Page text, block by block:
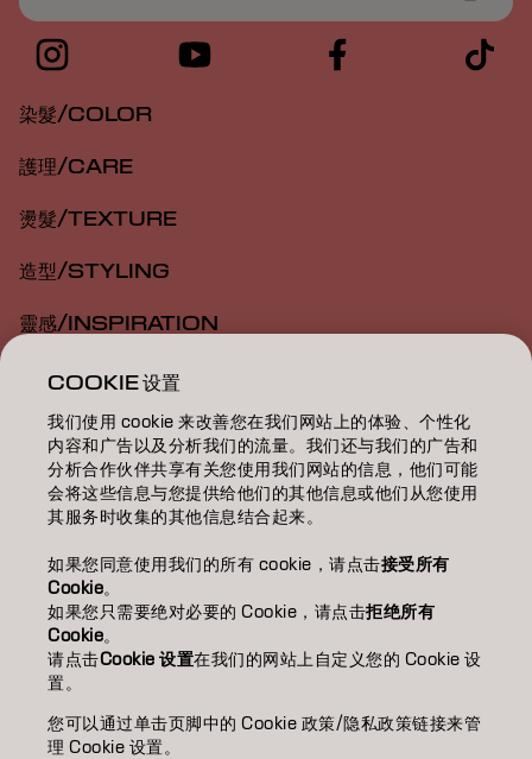
染髮/COLOR
護理/CARE
燙髮/TEXTURE
造型/STYLING
靈感/INSPIRATION
教育/EDUCATION
關於我們/ABOUT
成為合作夥伴
聯絡我們
ImprintPrivacy PolicyCookie Policy Terms Of Use
Accessibility
TW | Chinese (Traditional)
COOKIE 设置
我们使用 cookie 来改善您在我们网站上的体验、个性化
内容和广告以及分析我们的流量。我们还与我们的广告和
分析合作伙伴共享有关您使用我们网站的信息，他们可能
会将这些信息与您提供给他们的其他信息或他们从您使用
其服务时收集的其他信息结合起来。
如果您同意使用我们的所有 cookie，请点击接受所有
Cookie。
如果您只需要绝对必要的 Cookie，请点击拒绝所有
Cookie。
请点击Cookie 设置在我们的网站上自定义您的 Cookie 设
置。
您可以通过单击页脚中的 Cookie 政策/隐私政策链接来管
理 Cookie 设置。